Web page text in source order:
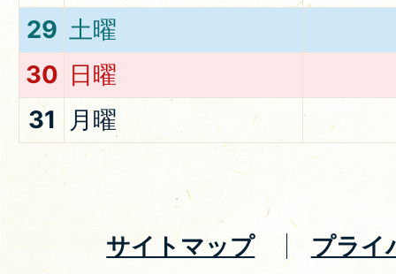
29 土曜
30 日曜
31
月曜
サイトマップ プライ